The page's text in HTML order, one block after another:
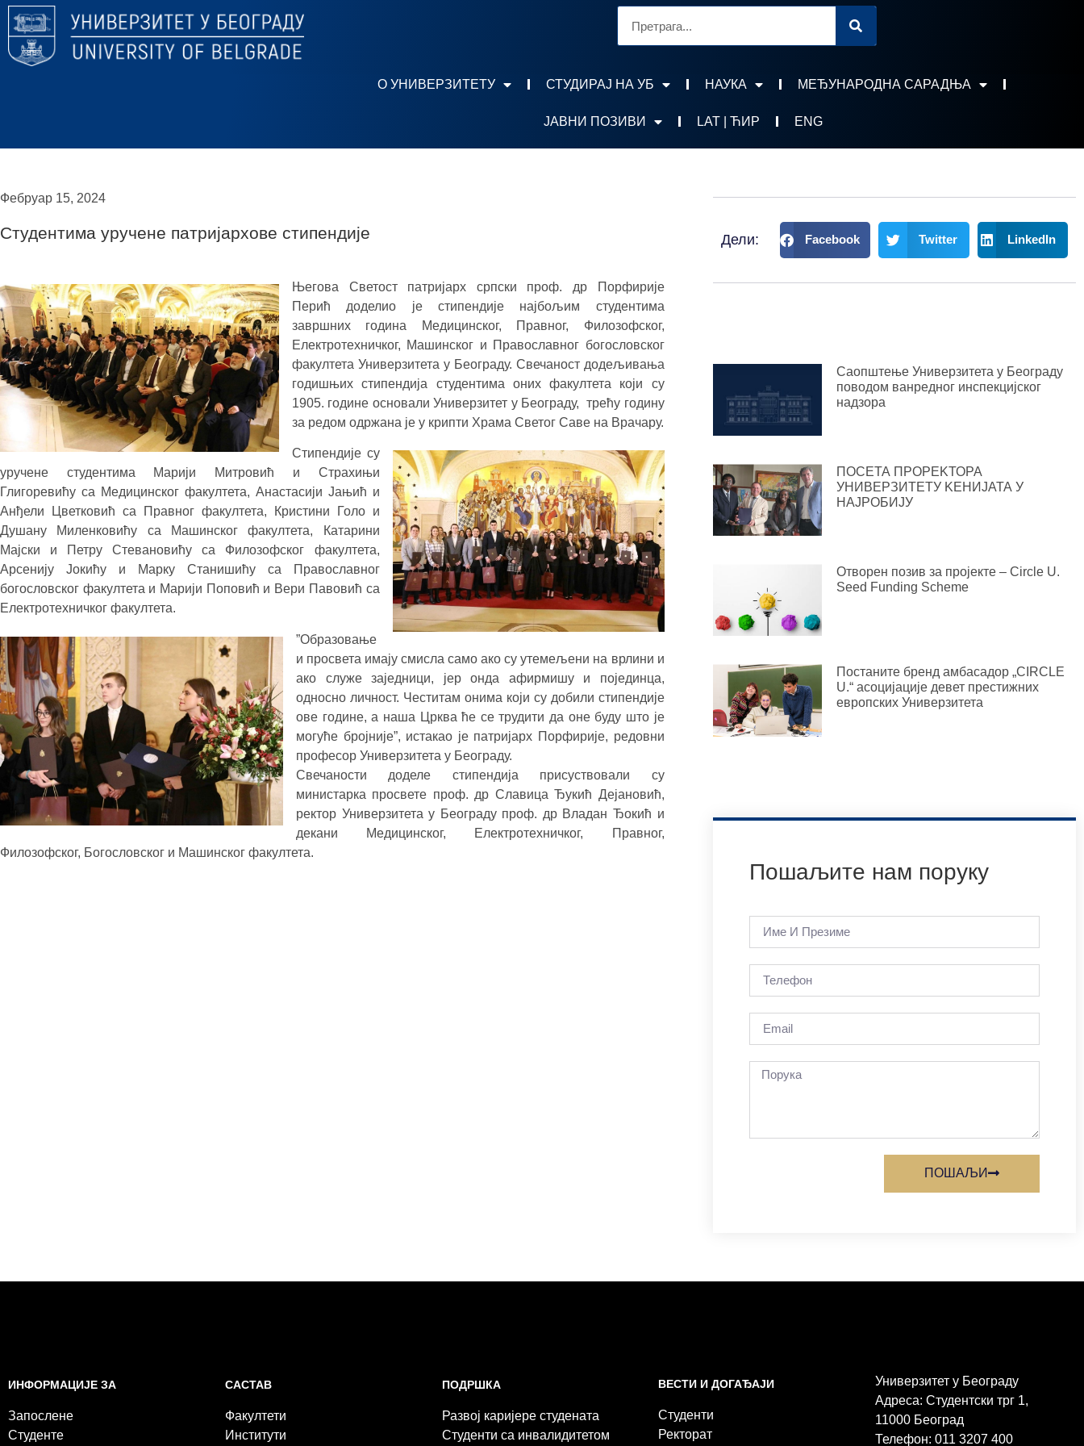
О УНИВЕРЗИТЕТУ СТУДИРАЈ НА УБ НАУКА МЕЂУНАРОДНА САРАДЊА
ЈАВНИ ПОЗИВИ LAT | ЋИР ENG
Фебруар 15, 2024
Студентима уручене патријархове стипендије
Његова Светост патријарх српски проф. др Порфирије
Перић доделио је стипендије најбољим студентима
завршних година Медицинског, Правног, Филозофског,
Електротехничког, Машинског и Православног богословског
факултета Универзитета у Београду. Свечаност додељивања
годишњих стипендија студентима оних факултета који су
1905. године основали Универзитет у Београду, трећу годину
за редом одржана је у крипти Храма Светог Саве на Врачару.
Стипендије су
уручене студентима Марији Митровић и Страхињи
Глигоревићу са Медицинског факултета, Анастасији Јањић и
Анђели Цветковић са Правног факултета, Кристини Голо и
Душану Миленковићу са Машинског факултета, Катарини
Мајски и Петру Стевановићу са Филозофског факултета,
Арсенију Јокићу и Марку Станишићу са Православног
богословског факултета и Марији Поповић и Вери Павовић са
Електротехничког факултета.
”Образовање
и просвета имају смисла само ако су утемељени на врлини и
ако служе заједници, јер онда афирмишу и појединца,
односно личност. Честитам онима који су добили стипендије
ове године, а наша Црква ће се трудити да оне буду што је
могуће бројније”, истакао је патријарх Порфирије, редовни
професор Универзитета у Београду.
Свечаности доделе стипендија присуствовали су
министарка просвете проф. др Славица Ђукић Дејановић,
ректор Универзитета у Београду проф. др Владан Ђокић и
декани Медицинског, Електротехничког, Правног,
Филозофског, Богословског и Машинског факултета.
Дели: Facebook Twitter LinkedIn
Саопштење Универзитета у Београду
поводом ванредног инспекцијског
надзора
ПОСЕТА ПРОРЕKТОРА
УНИВЕРЗИТЕТУ KЕНИЈАТА У
НАЈРОБИЈУ
Отворен позив за пројекте – Circle U.
Seed Funding Scheme
Постаните бренд амбасадор „CIRCLE
U.“ асоцијације девет престижних
европских Универзитета
Пошаљите нам поруку
ПОШАЉИ
ИНФОРМАЦИЈЕ ЗА
Запослене
Студенте
САСТАВ
Факултети
Институти
ПОДРШКА
Развој каријере студената
Студенти са инвалидитетом
ВЕСТИ И ДОГАЂАЈИ
Студенти
Ректорат
Универзитет у Београду
Адреса: Студентски трг 1,
11000 Београд
Телефон: 011 3207 400